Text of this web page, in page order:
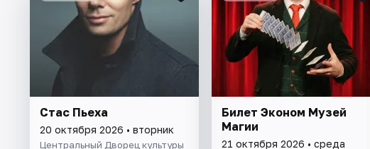
Стас Пьеха
20 октября 2026 • вторник
Центральный Дворец культуры
Билет Эконом Музей
Магии
21 октября 2026 • среда